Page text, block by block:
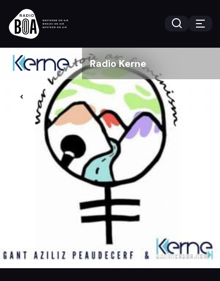
Radio Kerne